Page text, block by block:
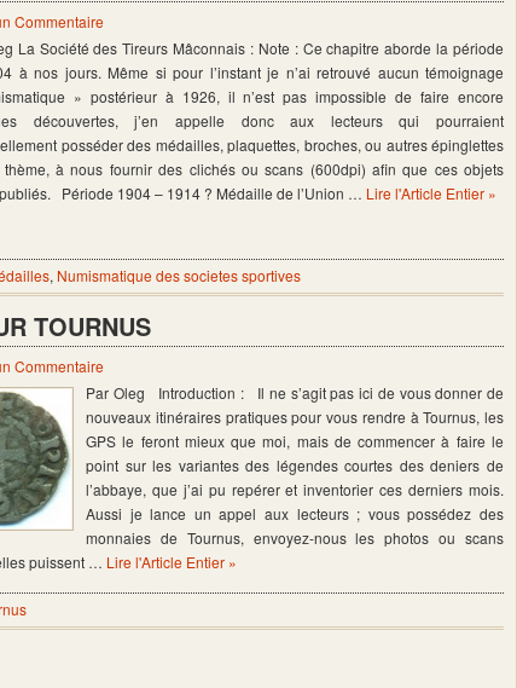
Commentaire
La Société des Tireurs Mâconnais : Note : Ce chapitre aborde la période
à nos jours. Même si pour l’instant je n’ai retrouvé aucun témoignage
» postérieur à 1926, il n’est pas impossible de faire encore
découvertes, j’en appelle donc aux lecteurs qui pourraient
posséder des médailles, plaquettes, broches, ou autres épinglettes
à nous fournir des clichés ou scans (600dpi) afin que ces objets
Période 1904 – 1914 ? Médaille de l’Union … Lire l'Article Entier »
, Numismatique des societes sportives
TOURNUS
Commentaire
Par Oleg Introduction : Il ne s’agit pas ici de vous donner de
nouveaux itinéraires pratiques pour vous rendre à Tournus, les
GPS le feront mieux que moi, mais de commencer à faire le
point sur les variantes des légendes courtes des deniers de
l’abbaye, que j’ai pu repérer et inventorier ces derniers mois.
Aussi je lance un appel aux lecteurs ; vous possédez des
monnaies de Tournus, envoyez-nous les photos ou scans
puissent … Lire l'Article Entier »